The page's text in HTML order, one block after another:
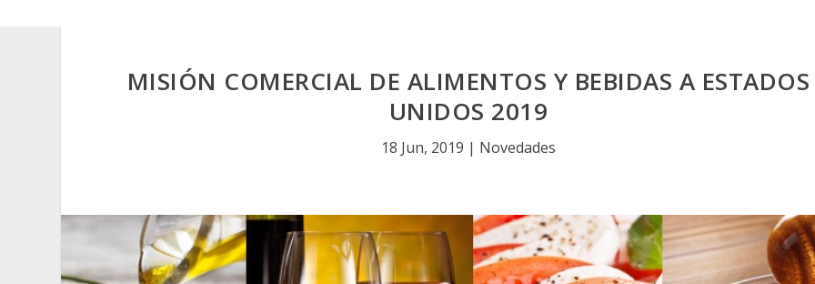
MISIÓN COMERCIAL DE ALIMENTOS Y BEBIDAS A ESTADOS
UNIDOS 2019
18 Jun, 2019 | Novedades